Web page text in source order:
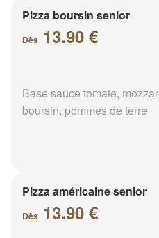
Pizza boursin senior
Dès 13.90 €
Base sauce tomate,
boursin, pommes de terre
Pizza américaine senior
Dès 13.90 €